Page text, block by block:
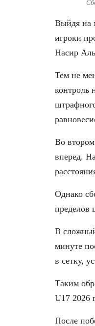
Выйдя на
игроки
Насир
Тем не
контроль
Во
вперед.
Однако
пределов
В
минуте
в сетку,
Таким
U17 2026
После